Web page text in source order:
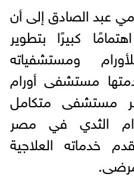
عبد الصادق إلى أن
كبيرًا بتطوير
ومستشفياته
مستشفى أورام
مستشفى متكامل
الثدي في مصر
خدماته العلاجية